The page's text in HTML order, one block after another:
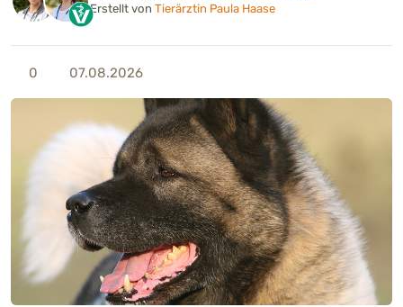
Erstellt von Tierärztin Paula Haase
0 07.08.2026